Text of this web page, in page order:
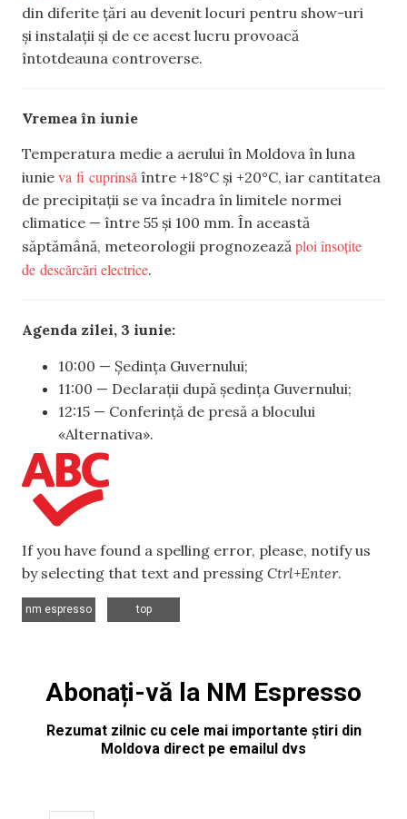
din diferite țări au devenit locuri pentru show-uri
și instalații și de ce acest lucru provoacă
întotdeauna controverse.
Vremea în iunie
Temperatura medie a aerului în Moldova în luna
iunie va fi cuprinsă între +18°C și +20°C, iar cantitatea
de precipitații se va încadra în limitele normei
climatice — între 55 și 100 mm. În această
săptămână, meteorologii prognozează ploi însoțite
de descărcări electrice.
Agenda zilei, 3 iunie:
10:00 — Ședința Guvernului;
11:00 — Declarații după ședința Guvernului;
12:15 — Conferință de presă a blocului
«Alternativa».
If you have found a spelling error, please, notify us
by selecting that text and pressing Ctrl+Enter.
nm espresso
top
Abonați-vă la NM Espresso
Rezumat zilnic cu cele mai importante știri din
Moldova direct pe emailul dvs